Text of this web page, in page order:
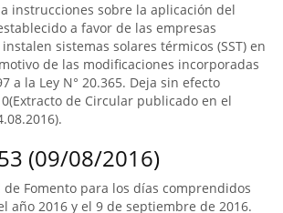
instrucciones sobre la aplicación del
a favor de las empresas
sistemas solares térmicos (SST) en
de las modificaciones incorporadas
a la Ley N° 20.365. Deja sin efecto
de Circular publicado en el
(09/08/2016)
Fomento para los días comprendidos
año 2016 y el 9 de septiembre de 2016.